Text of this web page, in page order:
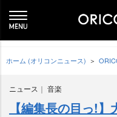
ホーム (オリコンニュース)
ニュース 音楽
【編集長の目っ!